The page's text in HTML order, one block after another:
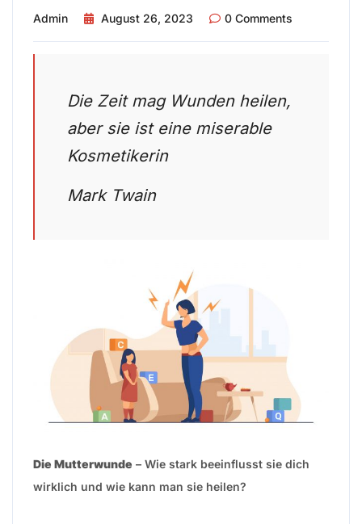
Admin August 26, 2023 0 Comments
Die Zeit mag Wunden heilen,
aber sie ist eine miserable
Kosmetikerin
Mark Twain
Die Mutterwunde – Wie stark beeinflusst sie dich
wirklich und wie kann man sie heilen?